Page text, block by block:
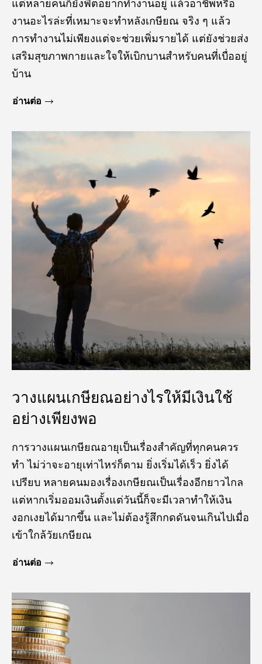
แต่หลายคนก็ยังฟิตอยากทำงานอยู่ แล้วอาชีพหรือ
งานอะไรล่ะที่เหมาะจะทำหลังเกษียณ จริง ๆ แล้ว
การทำงานไม่เพียงแต่จะช่วยเพิ่มรายได้ แต่ยังช่วยส่ง
เสริมสุขภาพกายและใจให้เบิกบานสำหรับคนที่เบื่ออยู่
บ้าน
อ่านต่อ
วางแผนเกษียณอย่างไรให้มีเงินใช้
อย่างเพียงพอ
การวางแผนเกษียณอายุเป็นเรื่องสำคัญที่ทุกคนควร
ทำ ไม่ว่าจะอายุเท่าไหร่ก็ตาม ยิ่งเริ่มได้เร็ว ยิ่งได้
เปรียบ หลายคนมองเรื่องเกษียณเป็นเรื่องอีกยาวไกล
แต่หากเริ่มออมเงินตั้งแต่วันนี้ก็จะมีเวลาทำให้เงิน
งอกเงยได้มากขึ้น และไม่ต้องรู้สึกกดดันจนเกินไปเมื่อ
เข้าใกล้วัยเกษียณ
อ่านต่อ